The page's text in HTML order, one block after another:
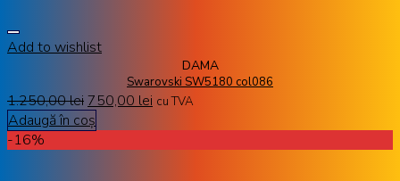
Add to wishlist
DAMA
Swarovski SW5180 col086
1.250,00lei750,00 lei cu TVA
Adaugă în coș
-16%